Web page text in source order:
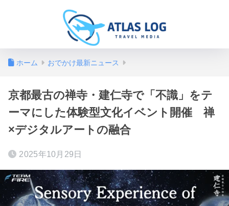
ホーム おでかけ最新ニュース
京都最古の禅寺・建仁寺で「不識」をテ
ーマにした体験型文化イベント開催 禅
×デジタルアートの融合
2025年10月29日